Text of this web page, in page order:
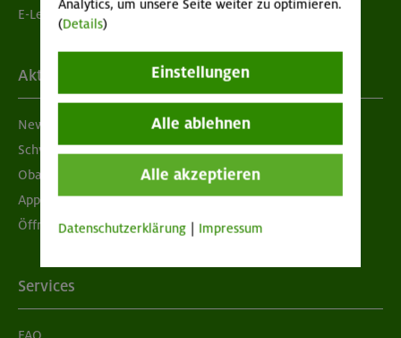
E-Learning
Aktuelles
Newsletter
Schwarzes Brett
Obacht geben!
App "Mein DAV+"
Öffnungszeiten
Services
Analytics, um unsere Seite weiter zu optimieren.
(Details)
Einstellungen
Alle ablehnen
Alle akzeptieren
Datenschutzerklärung Impressum